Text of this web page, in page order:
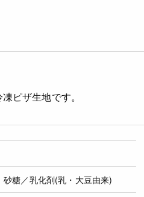
ピザ生地です。
糖／乳化剤(乳・大豆由来)